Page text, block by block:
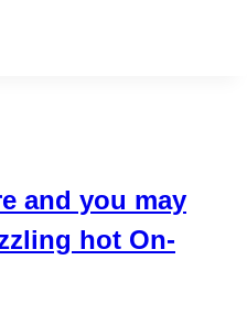
and you may
hot On-